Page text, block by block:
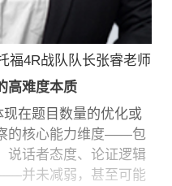
福4R战队队长张睿老师
高难度本质
现在题目数量的优化或
的核心能力维度——包
说话者态度、论证逻辑
并未减弱，甚至可能